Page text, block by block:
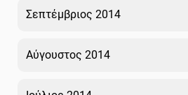
Σεπτέμβριος 2014
Αύγουστος 2014